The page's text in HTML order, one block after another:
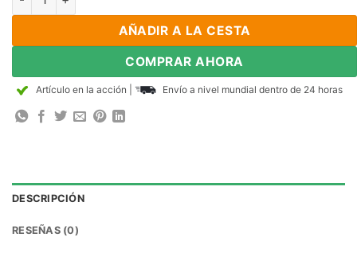
AÑADIR A LA CESTA
COMPRAR AHORA
Artículo en la acción Envío a nivel mundial dentro de 24 horas
DESCRIPCIÓN
RESEÑAS (0)